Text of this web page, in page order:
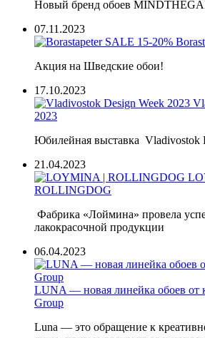
Новый бренд обоев
07.11.2023
Акция на Шведские обои!
17.10.2023
2023
Юбилейная выставка Vladivostok
21.04.2023
ROLLINGDOG
Фабрика «Лоймина» провела
лакокрасочной продукции
06.04.2023
LUNA — новая линейка обоев от
Group
Luna — это обращение к